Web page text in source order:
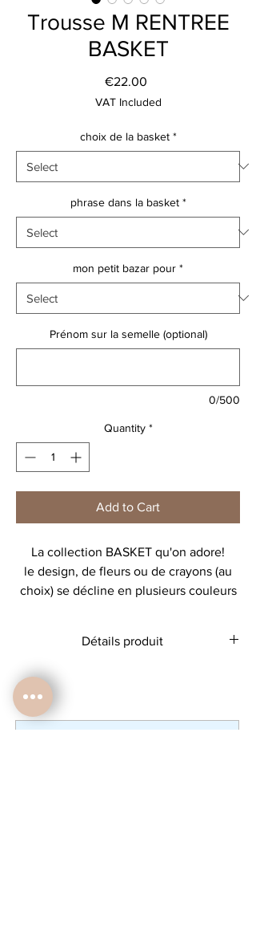
Trousse M RENTREE
BASKET
€22.00
VAT Included
choix de la basket *
phrase dans la basket *
mon petit bazar pour *
Prénom sur la semelle (optional)
0/500
Quantity *
Add to Cart
La collection BASKET qu'on adore!
le design, de fleurs ou de crayons (au
choix) se décline en plusieurs couleurs
ICI la trousse!!!
Détails produit
Encres certifiées Oeko-Tex et Gots 5.0
Lavage en machine à 30 degrès